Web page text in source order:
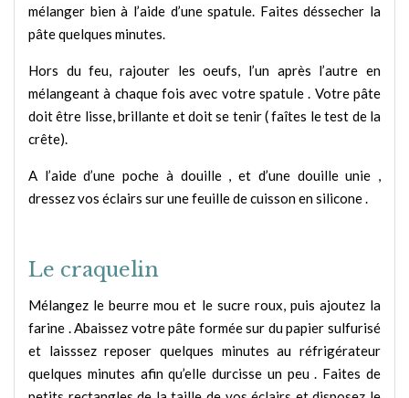
mélanger bien à l’aide d’une spatule. Faites déssecher la
pâte quelques minutes.
Hors du feu, rajouter les oeufs, l’un après l’autre en
mélangeant à chaque fois avec votre spatule . Votre pâte
doit être lisse, brillante et doit se tenir ( faîtes le test de la
crête).
A l’aide d’une poche à douille , et d’une douille unie ,
dressez vos éclairs sur une feuille de cuisson en silicone .
Le craquelin
Mélangez le beurre mou et le sucre roux, puis ajoutez la
farine . Abaissez votre pâte formée sur du papier sulfurisé
et laisssez reposer quelques minutes au réfrigérateur
quelques minutes afin qu’elle durcisse un peu . Faites de